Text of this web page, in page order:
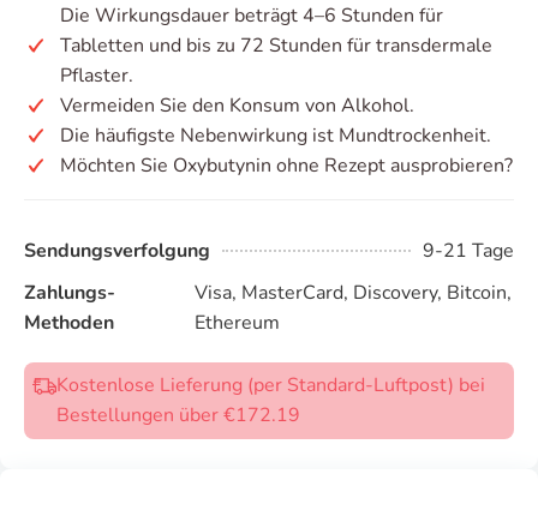
Die Wirkungsdauer beträgt 4–6 Stunden für
Tabletten und bis zu 72 Stunden für transdermale
Pflaster.
Vermeiden Sie den Konsum von Alkohol.
Die häufigste Nebenwirkung ist Mundtrockenheit.
Möchten Sie Oxybutynin ohne Rezept ausprobieren?
Sendungsverfolgung
9-21 Tage
Zahlungs-
Methoden
Visa, MasterCard, Discovery, Bitcoin,
Ethereum
Kostenlose Lieferung (per Standard-Luftpost) bei
Bestellungen über €172.19